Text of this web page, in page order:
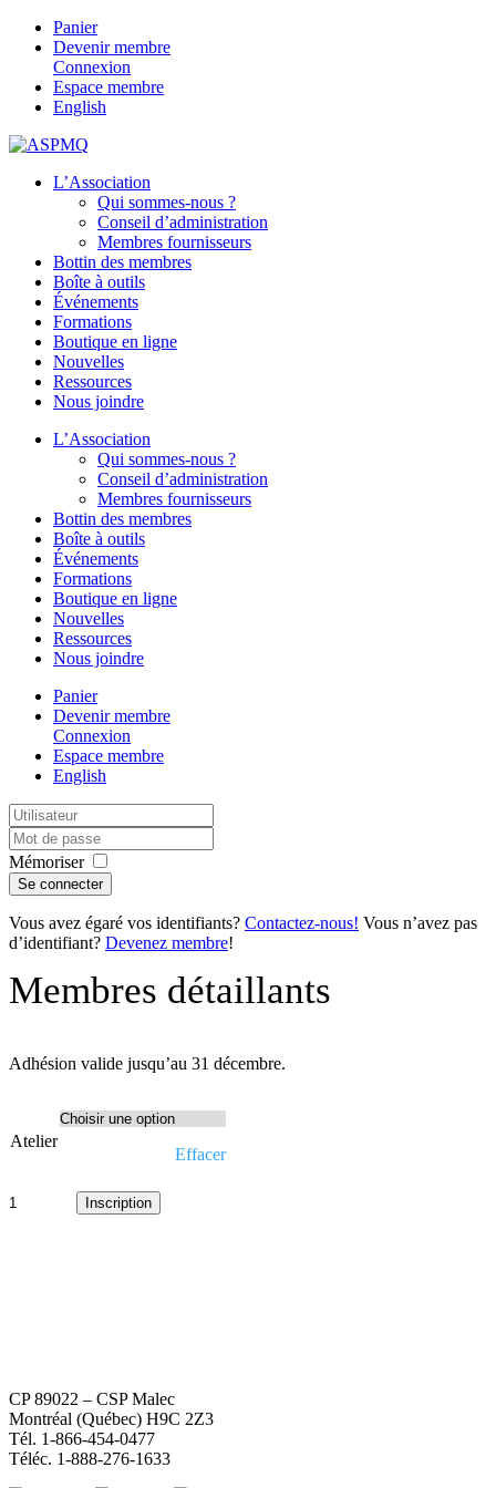
Panier
Devenir membre
Connexion
Espace membre
English
L’Association
Qui sommes-nous ?
Conseil d’administration
Membres fournisseurs
Bottin des membres
Boîte à outils
Événements
Formations
Boutique en ligne
Nouvelles
Ressources
Nous joindre
L’Association
Qui sommes-nous ?
Conseil d’administration
Membres fournisseurs
Bottin des membres
Boîte à outils
Événements
Formations
Boutique en ligne
Nouvelles
Ressources
Nous joindre
Panier
Devenir membre
Connexion
Espace membre
English
Mémoriser
Vous avez égaré vos identifiants? Contactez-nous! Vous n’avez pas
d’identifiant? Devenez membre!
Membres détaillants
Adhésion valide jusqu’au 31 décembre.
Atelier
Effacer
de
Inscription
CP 89022 – CSP Malec
Montréal (Québec) H9C 2Z3
Tél. 1-866-454-0477
Téléc. 1-888-276-1633